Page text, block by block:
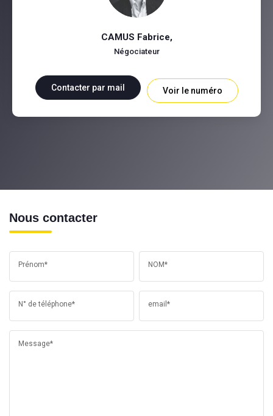
CAMUS Fabrice,
Négociateur
Contacter par mail Voir le numéro
Nous contacter
Prénom* NOM*
N° de téléphone* email*
Message*